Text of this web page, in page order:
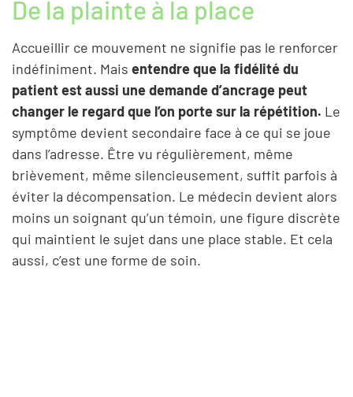
De la plainte à la place
Accueillir ce mouvement ne signifie pas le renforcer
indéfiniment. Mais entendre que la fidélité du
patient est aussi une demande d’ancrage peut
changer le regard que l’on porte sur la répétition. Le
symptôme devient secondaire face à ce qui se joue
dans l’adresse. Être vu régulièrement, même
brièvement, même silencieusement, suffit parfois à
éviter la décompensation. Le médecin devient alors
moins un soignant qu’un témoin, une figure discrète
qui maintient le sujet dans une place stable. Et cela
aussi, c’est une forme de soin.